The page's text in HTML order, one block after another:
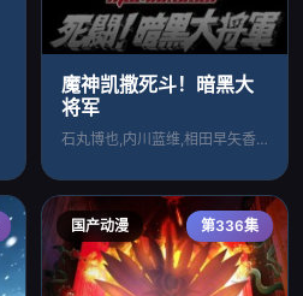
魔神凯撒死斗！暗黑大
将军
石丸博也,内川蓝维,相田早矢香,立木文彦
国产动漫 第336集